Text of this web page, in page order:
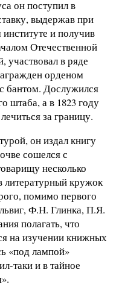
он поступил в
выдержав при
и получив
Отечественной
участвовал в ряде
орденом
бантом. Дослужился
штаба, а в 1823 году
за границу.
он издал книгу
сошелся с
несколько
литературный кружок
помимо первого
Ф.Н. Глинка, П.Я.
полагать, что
на изучении книжных
«под лампой»
таки и в тайное